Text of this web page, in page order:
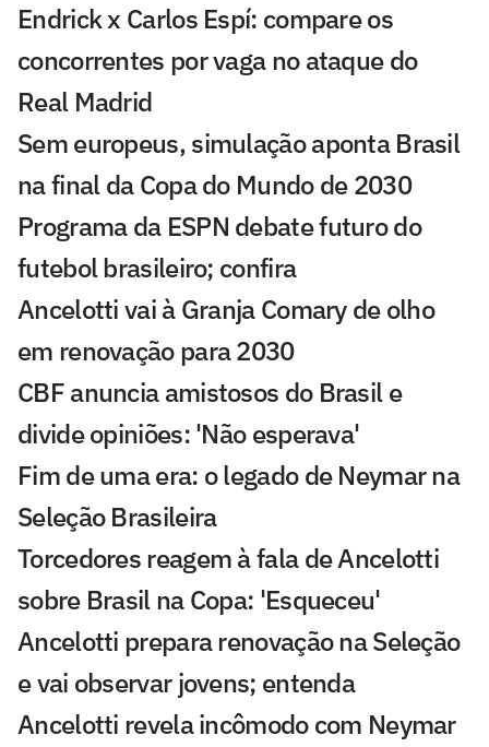
Endrick x Carlos Espí: compare os
concorrentes por vaga no ataque do
Real Madrid
Sem europeus, simulação aponta Brasil
na final da Copa do Mundo de 2030
Programa da ESPN debate futuro do
futebol brasileiro; confira
Ancelotti vai à Granja Comary de olho
em renovação para 2030
CBF anuncia amistosos do Brasil e
divide opiniões: 'Não esperava'
Fim de uma era: o legado de Neymar na
Seleção Brasileira
Torcedores reagem à fala de Ancelotti
sobre Brasil na Copa: 'Esqueceu'
Ancelotti prepara renovação na Seleção
e vai observar jovens; entenda
Ancelotti revela incômodo com Neymar